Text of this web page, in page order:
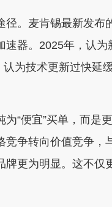
。麦肯锡最新发布
器。2025年，认
为技术更新过快延
便宜”买单，而是更
争转向价值竞争，
更为明显。这不仅